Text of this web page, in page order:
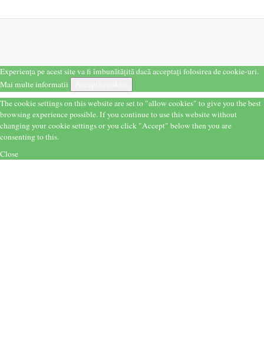
Experiența pe acest site va fi îmbunătățită dacă acceptați folosirea de cookie-uri.
Mai multe informatii
The cookie settings on this website are set to "allow cookies" to give you the best
browsing experience possible. If you continue to use this website without
changing your cookie settings or you click "Accept" below then you are
consenting to this.
Close